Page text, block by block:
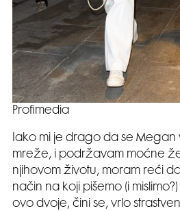
Profimedia
Iako mi je drago da se Megan
mreže, i podržavam moćne
njihovom životu, moram reći
način na koji pišemo (i
ovo dvoje, čini se, vrlo